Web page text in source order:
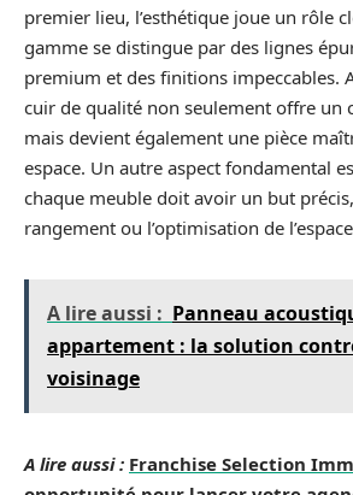
premier lieu, l’esthétique joue un rôle
gamme se distingue par des lignes
premium et des finitions impeccables.
cuir de qualité non seulement offre un
mais devient également une pièce
espace. Un autre aspect fondamental
chaque meuble doit avoir un but
rangement ou l’optimisation de
A lire aussi : Panneau
appartement : la solution
voisinage
A lire aussi : Franchise Selection